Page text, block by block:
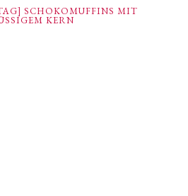
SCHOKOMUFFINS MIT F
KERN